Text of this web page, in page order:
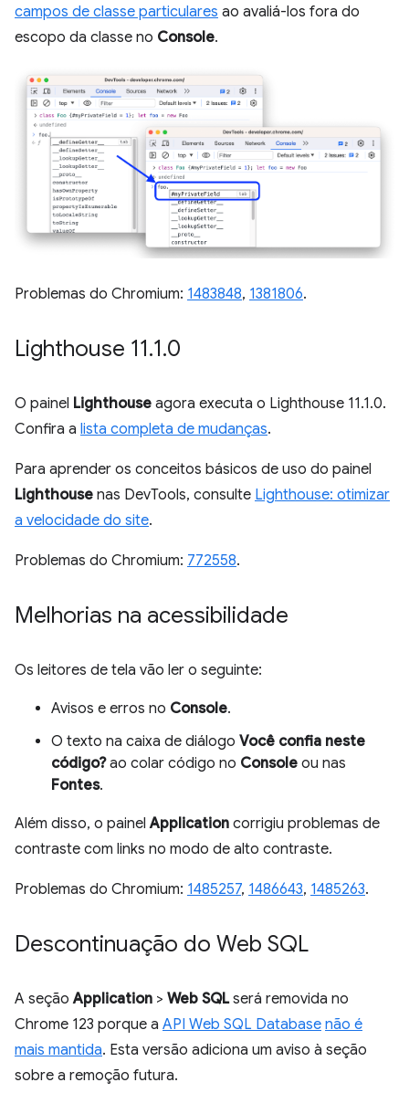
campos de classe particulares ao avaliá-los fora do
escopo da classe no Console.
Problemas do Chromium: 1483848, 1381806.
Lighthouse 11.1.0
O painel Lighthouse agora executa o Lighthouse 11.1.0.
Confira a lista completa de mudanças.
Para aprender os conceitos básicos de uso do painel
Lighthouse nas DevTools, consulte Lighthouse: otimizar
a velocidade do site.
Problemas do Chromium: 772558.
Melhorias na acessibilidade
Os leitores de tela vão ler o seguinte:
Avisos e erros no Console.
O texto na caixa de diálogo Você confia neste
código?ao colar código no Console ou nas
Fontes.
Além disso, o painelApplication corrigiu problemas de
contraste com links no modo de alto contraste.
Problemas do Chromium: 1485257, 1486643, 1485263.
Descontinuação do Web SQL
A seçãoApplication > Web SQLserá removida no
Chrome 123 porque a API Web SQL Database não é
mais mantida. Esta versão adiciona um aviso à seção
sobre a remoção futura.